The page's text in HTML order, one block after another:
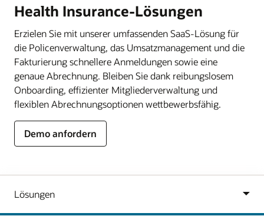
Health Insurance-Lösungen
Erzielen Sie mit unserer umfassenden SaaS-Lösung für
die Policenverwaltung, das Umsatzmanagement und die
Fakturierung schnellere Anmeldungen sowie eine
genaue Abrechnung. Bleiben Sie dank reibungslosem
Onboarding, effizienter Mitgliederverwaltung und
flexiblen Abrechnungsoptionen wettbewerbsfähig.
Demo anfordern